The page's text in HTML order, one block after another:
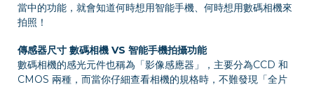
當中的功能，就會知道何時想用智能手機、何時想用數碼相機來
拍照！
傳感器尺寸 數碼相機 VS 智能手機拍攝功能
數碼相機的感光元件也稱為「影像感應器」，主要分為CCD 和
CMOS 兩種，而當你仔細查看相機的規格時，不難發現「全片